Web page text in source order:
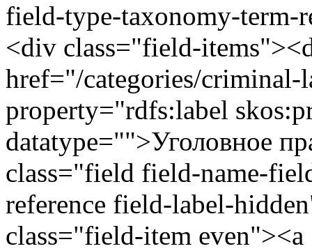
field-type-taxonomy-term-
<div class="field-
href="/categories/
property="rdfs:label
datatype="">Уголовное
class="field field-name-
reference field-label-
class="field-item even"><a